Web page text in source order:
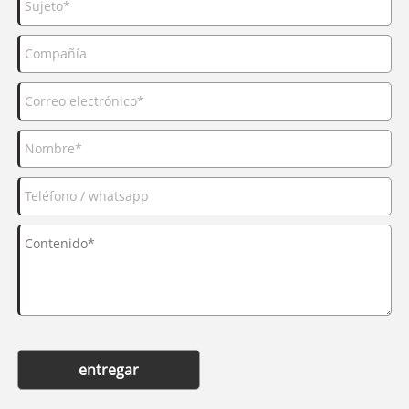
entregar